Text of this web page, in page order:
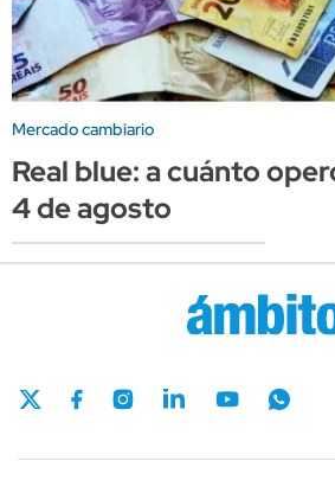
Mercado cambiario
Real blue: a cuánto
4 de agosto